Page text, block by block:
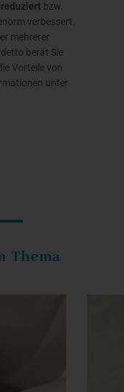
bzw.
verbessert.
mehrerer
berät Sie
Vorteile von
unter
Thema